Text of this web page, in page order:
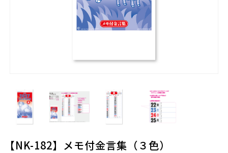
【NK-182】メモ付金言集（３色）